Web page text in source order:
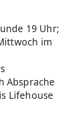
19 Uhr;
im
Absprache
Lifehouse